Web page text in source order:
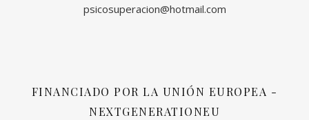
psicosuperacion@hotmail.com
FINANCIADO POR LA UNIÓN EUROPEA -
NEXTGENERATIONEU